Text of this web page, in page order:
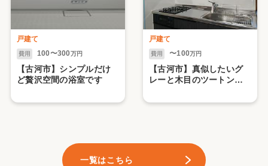
戸建て
費用 100〜300万円
【古河市】シンプルだけ
ど贅沢空間の浴室です
戸建て
費用 〜100万円
【古河市】真似したいグ
レーと木目のツートンカ
一覧はこちら